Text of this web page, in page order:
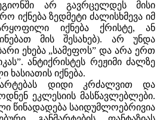
არ გავრცელდეს მისი
იქნება ზედმეტი ძალისხმევა იმ
იქნება ქრისტე, ან
მის შესახებ). არ უნდა
ეხება „სამეფოს” და არა ერთ
ანტიქრისტეს რეჟიმი ძალზე
იქნება.
დიდი კრძალვით და
ეკლესიის მასწავლებლები.
წინადადება საიდუმლოებრივია